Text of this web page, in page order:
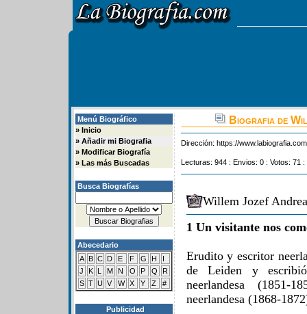
Menú Biográfico
» Inicio
» Añadir mi Biografia
» Modificar Biografía
» Las más Buscadas
Busca Biografías
Abecedario
A B C D E F G H
I
J
K L M N O P Q
R
S T U V W X Y Z #
Publicidad
Biografia de
Dirección: https://
Lecturas: 944 : Envios: 0 : Votos: 71
Willem Jozef
1 Un visitante nos
Erudito y escritor
de Leiden y
neerlandesa
neerlandesa (1868-